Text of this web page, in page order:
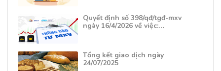
Quyết định số 398/qđ/tgđ-mxv
ngày 16/4/2026 về việc:…
Tổng kết giao dịch ngày
24/07/2025